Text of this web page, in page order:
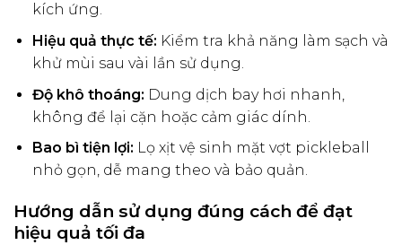
kích ứng.
Hiệu quả thực tế: Kiểm tra khả năng làm sạch và
khử mùi sau vài lần sử dụng.
Độ khô thoáng: Dung dịch bay hơi nhanh,
không để lại cặn hoặc cảm giác dính.
Bao bì tiện lợi: Lọ xịt vệ sinh mặt vợt pickleball
nhỏ gọn, dễ mang theo và bảo quản.
Hướng dẫn sử dụng đúng cách để đạt
hiệu quả tối đa